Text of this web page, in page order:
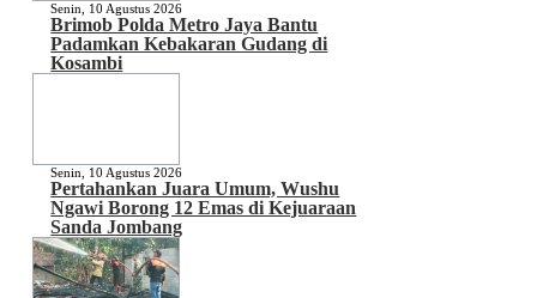
Senin, 10 Agustus 2026
Brimob Polda Metro Jaya Bantu
Padamkan Kebakaran Gudang di
Kosambi
Senin, 10 Agustus 2026
Pertahankan Juara Umum, Wushu
Ngawi Borong 12 Emas di Kejuaraan
Sanda Jombang